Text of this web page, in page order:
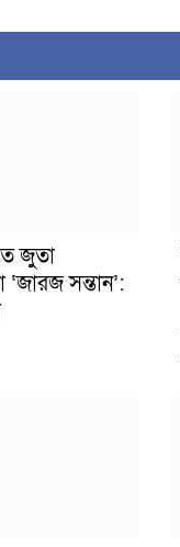
জুতা
‘জারজ সন্তান’: